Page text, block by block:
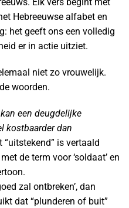
Hebreeuwse alfabet en
het geeft ons een volledig
er in actie uitziet.
niet zo vrouwelijk.
woorden.
een deugdelijke
kostbaarder dan
is vertaald
de term voor ‘soldaat’ en
zal ontbreken’, dan
dat “plunderen of buit”